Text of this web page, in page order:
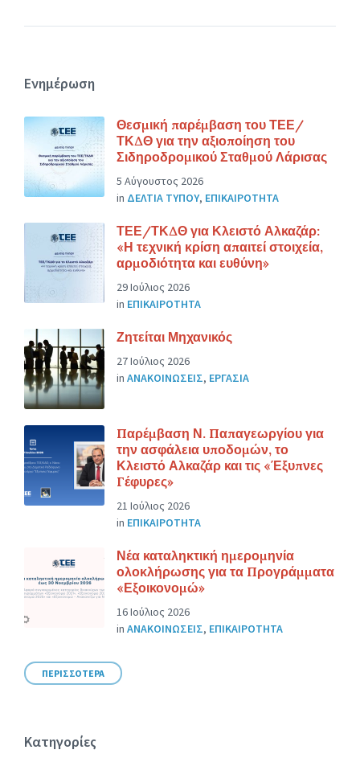
Ενημέρωση
Θεσμική παρέμβαση του ΤΕΕ/
ΤΚΔΘ για την αξιοποίηση του
Σιδηροδρομικού Σταθμού Λάρισας
5 Αύγουστος 2026
in ΔΕΛΤΙΑ ΤΥΠΟΥ, ΕΠΙΚΑΙΡΟΤΗΤΑ
ΤΕΕ/ΤΚΔΘ για Κλειστό Αλκαζάρ:
«Η τεχνική κρίση απαιτεί στοιχεία,
αρμοδιότητα και ευθύνη»
29 Ιούλιος 2026
in ΕΠΙΚΑΙΡΟΤΗΤΑ
Ζητείται Μηχανικός
27 Ιούλιος 2026
in ΑΝΑΚΟΙΝΩΣΕΙΣ, ΕΡΓΑΣΙΑ
Παρέμβαση Ν. Παπαγεωργίου για
την ασφάλεια υποδομών, το
Κλειστό Αλκαζάρ και τις «Έξυπνες
Γέφυρες»
21 Ιούλιος 2026
in ΕΠΙΚΑΙΡΟΤΗΤΑ
Νέα καταληκτική ημερομηνία
ολοκλήρωσης για τα Προγράμματα
«Εξοικονομώ»
16 Ιούλιος 2026
in ΑΝΑΚΟΙΝΩΣΕΙΣ, ΕΠΙΚΑΙΡΟΤΗΤΑ
ΠΕΡΙΣΣΟΤΕΡΑ
Κατηγορίες